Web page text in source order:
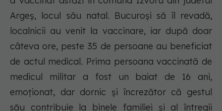
Argeș, locul său natal. Bucuroși să îl revadă,
localnicii au venit la vaccinare, iar după doar
câteva ore, peste 35 de persoane au beneficiat
de actul medical. Prima persoana vaccinată de
medicul militar a fost un baiat de 16 ani,
emoționat, dar dornic și încrezător că gestul
său contribuie la binele familiei și al întregii